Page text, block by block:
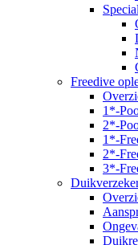
Freedive
1*-
2*-
1*-
2*-
3*-